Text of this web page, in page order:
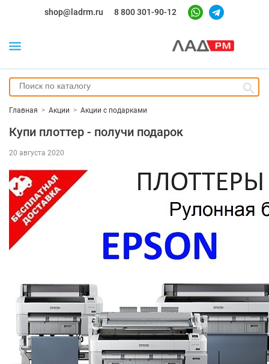
shop@ladrm.ru 8 800 301-90-12
Главная > Акции > Акции с подарками
Купи плоттер - получи подарок
20 августа 2020